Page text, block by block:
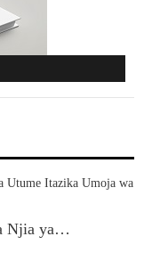
Njia ya…